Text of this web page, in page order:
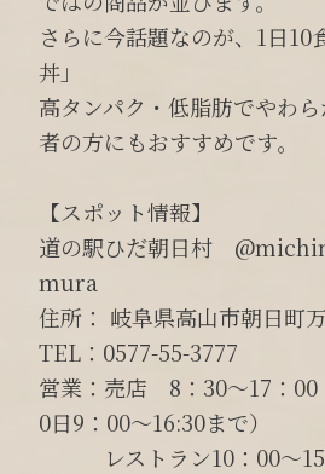
さらに今話題なのが、1日10
丼」
高タンパク・低脂肪でやわ
者の方にもおすすめです。
【スポット情報】
道の駅ひだ朝日村
mura
住所： 岐阜県高山市朝日町
TEL：0577-55-3777
営業：売店 8：30～17：00
0日9：00～16:30まで）
レストラン10：00～15